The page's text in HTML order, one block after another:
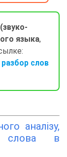
языка,
слов
аналізу,
слова в